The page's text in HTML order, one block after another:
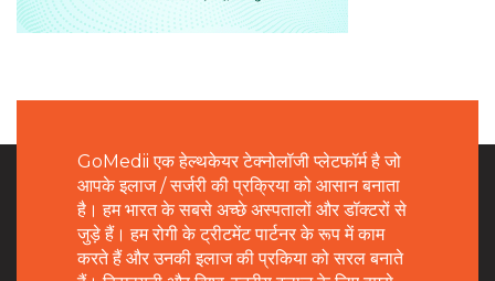
GoMedii एक हेल्थकेयर टेक्नोलॉजी प्लेटफॉर्म है जो
आपके इलाज / सर्जरी की प्रक्रिया को आसान बनाता
है। हम भारत के सबसे अच्छे अस्पतालों और डॉक्टरों से
जुड़े हैं। हम रोगी के ट्रीटमेंट पार्टनर के रूप में काम
करते हैं और उनकी इलाज की प्रकिया को सरल बनाते